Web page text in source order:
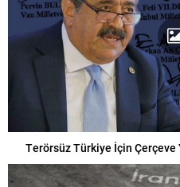
Terörsüz Türkiye İçin Çerçeve